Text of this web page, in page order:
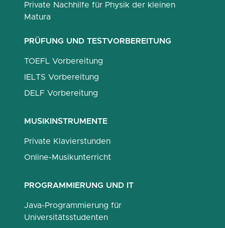
Private Nachhilfe für Physik der kleinen
Matura
PRÜFUNG UND TESTVORBEREITUNG
TOEFL Vorbereitung
IELTS Vorbereitung
DELF Vorbereitung
MUSIKINSTRUMENTE
Private Klavierstunden
Online-Musikunterricht
PROGRAMMIERUNG UND IT
Java-Programmierung für
Universitätsstudenten